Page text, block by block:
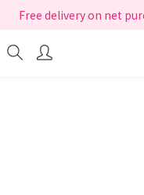
指定正
Free delivery on net
指定正